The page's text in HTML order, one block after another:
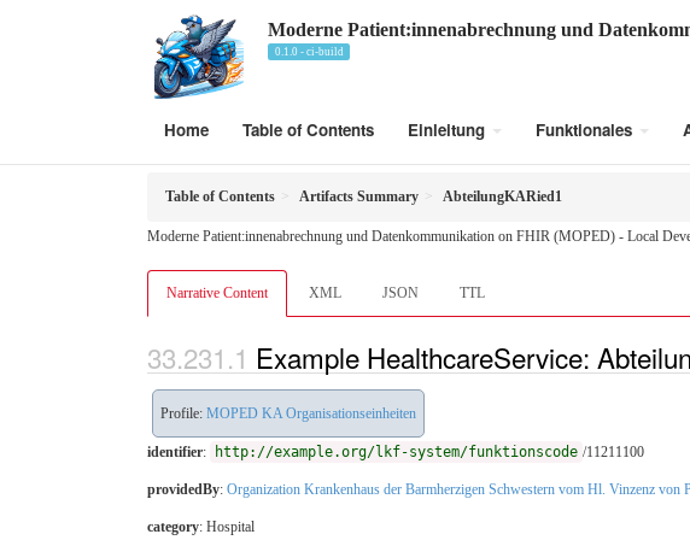
Moderne Patient:innenabrechnung und
0.1.0 - ci-build
Home Table of Contents Einleitung Funktionales
Table of Contents Artifacts Summary AbteilungKARied1
Moderne Patient:innenabrechnung und Datenkommunikation on FHIR (MOPED) - Local
Narrative Content XML JSON TTL
Example HealthcareService:
Profile: MOPED KA Organisationseinheiten
identifier: http://example.org/lkf-system/funktionscode /11211100
providedBy: Organization Krankenhaus der Barmherzigen Schwestern vom Hl. Vinzenz von
category: Hospital